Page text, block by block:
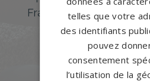
France.
notre
PERSONNALISEZ
telles que votre
des identifiants
pouvez
consentement
l’utilisation de la